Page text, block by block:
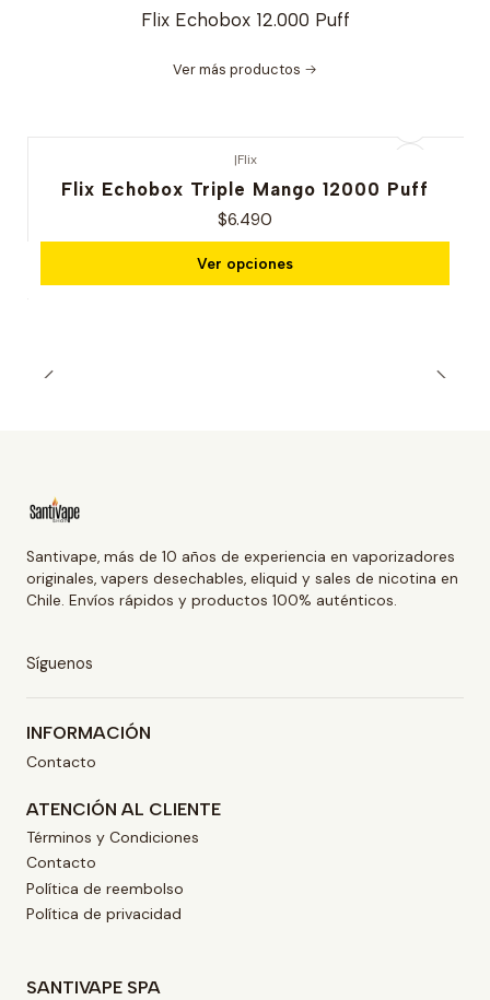
Flix Echobox 12.000 Puff
Ver más productos
|Flix
Flix Echobox Triple Mango 12000 Puff
$6.490
Ver opciones
Santivape, más de 10 años de experiencia en vaporizadores
originales, vapers desechables, eliquid y sales de nicotina en
Chile. Envíos rápidos y productos 100% auténticos.
Síguenos
INFORMACIÓN
Contacto
ATENCIÓN AL CLIENTE
Términos y Condiciones
Contacto
Política de reembolso
Política de privacidad
SANTIVAPE SPA